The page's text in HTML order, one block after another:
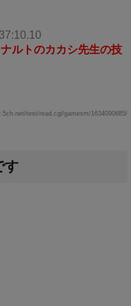
ルトのカカシ先生の技
test/read.cgi/gamesm/1634090685/
す